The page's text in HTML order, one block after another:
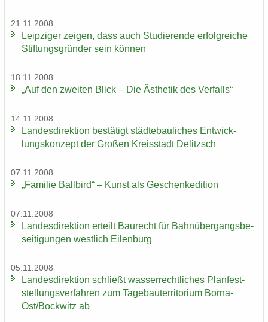
21.11.2008
Leip­zi­ger zei­gen, dass auch Stu­die­ren­de er­folg­rei­che
Stif­tungs­grün­der sein kön­nen
18.11.2008
„Auf den zwei­ten Blick – Die Äs­the­tik des Ver­falls“
14.11.2008
Lan­des­di­rek­ti­on be­stä­tigt städ­te­bau­li­ches Ent­wick­
lungs­kon­zept der Gro­ßen Kreis­stadt De­litzsch
07.11.2008
„Fa­mi­lie Ball­bird“ – Kunst als Ge­schen­ke­di­ti­on
07.11.2008
Lan­des­di­rek­ti­on er­teilt Bau­recht für Bahn­über­gangs­be­
sei­ti­gun­gen west­lich Ei­len­burg
05.11.2008
Lan­des­di­rek­ti­on schließt was­ser­recht­li­ches Plan­fest­
stel­lungs­ver­fah­ren zum Ta­ge­bau­ter­ri­to­ri­um Borna-​
Ost/Bock­witz ab